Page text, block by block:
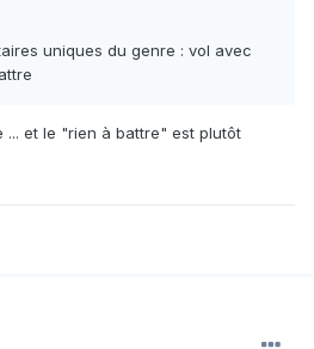
uniques du genre : vol avec
et le "rien à battre" est plutôt